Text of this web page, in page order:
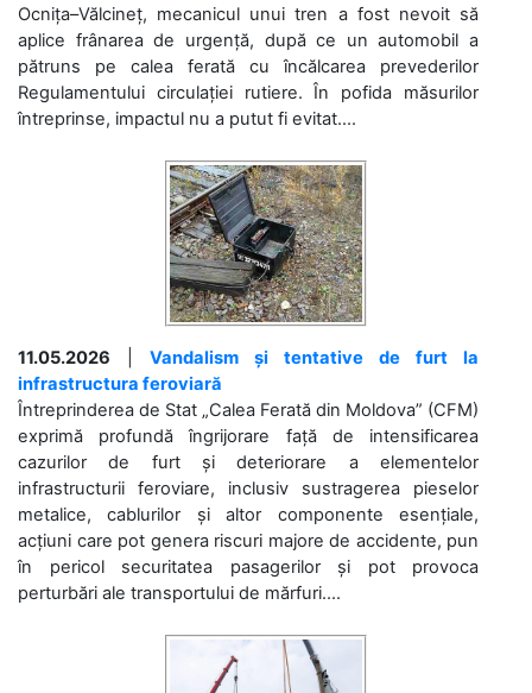
Ocnița–Vălcineț, mecanicul unui tren a fost nevoit să
aplice frânarea de urgență, după ce un automobil a
pătruns pe calea ferată cu încălcarea prevederilor
Regulamentului circulației rutiere. În pofida măsurilor
întreprinse, impactul nu a putut fi evitat....
11.05.2026
Vandalism și tentative de furt la
infrastructura feroviară
Întreprinderea de Stat „Calea Ferată din Moldova” (CFM)
exprimă profundă îngrijorare față de intensificarea
cazurilor de furt și deteriorare a elementelor
infrastructurii feroviare, inclusiv sustragerea pieselor
metalice, cablurilor și altor componente esențiale,
acțiuni care pot genera riscuri majore de accidente, pun
în pericol securitatea pasagerilor și pot provoca
perturbări ale transportului de mărfuri....